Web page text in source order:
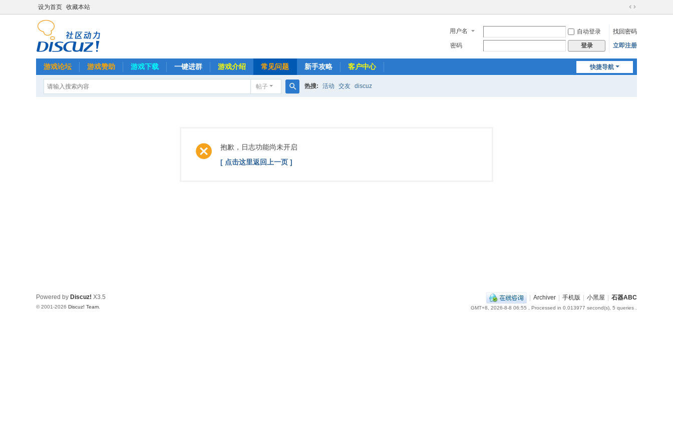
设为首页 收藏本站
切
到
宽
用户名 自动登录
找回密码
密码
登录 立即注册
快捷导航
游戏论坛 游戏赞助 游戏下载 一键进群 游戏介绍 常见问题 新手攻略 客户中心
帖子 热搜: 活动 交友 discuz
抱歉，日志功能尚未开启
[ 点击这里返回上一页 ]
| Archiver | 手机版 | 小黑屋 | 石器ABC
GMT+8, 2026-8-8 06:55 , Processed in 0.013977 second(s), 5 queries .
Powered by Discuz! X3.5
© 2001-2026 Discuz! Team